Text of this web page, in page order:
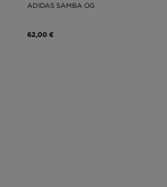
ADIDAS SAMBA OG
62,00 €